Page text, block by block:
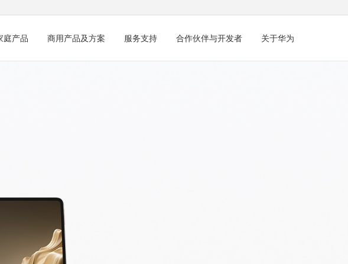
庭产品 商用产品及方案 服务支持 合作伙伴与开发者 关于华为